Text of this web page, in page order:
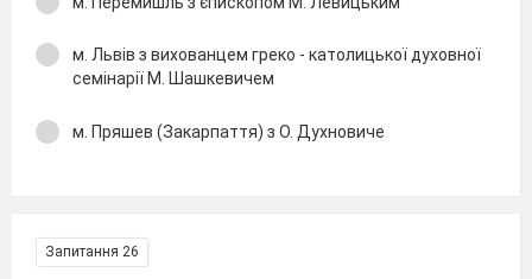
м. Львів з вихованцем греко - католицької духовної
семінарії М. Шашкевичем
м. Пряшев (Закарпаття) з О. Духновиче
Запитання 26